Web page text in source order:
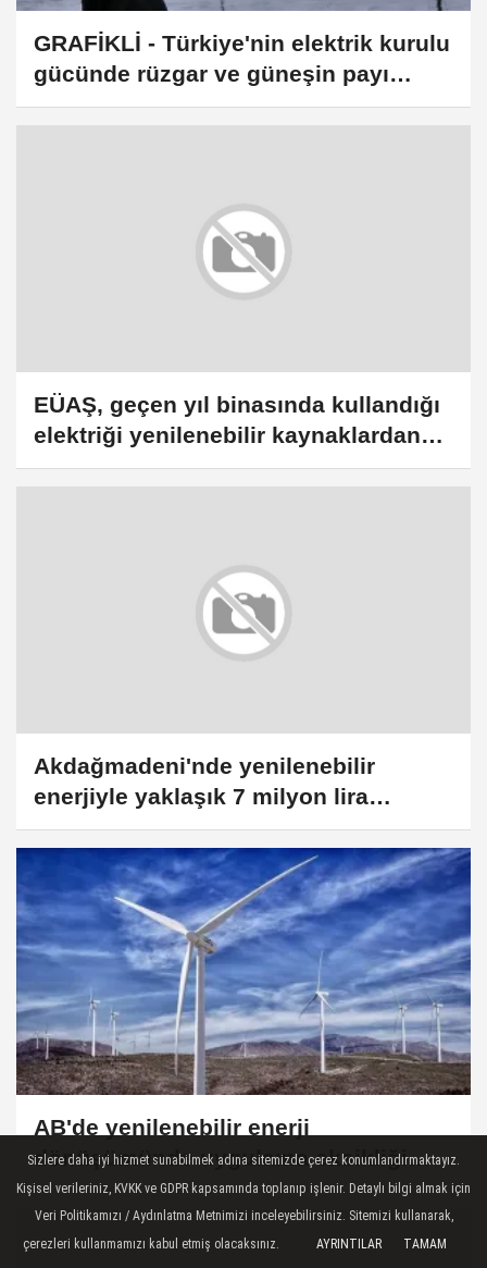
GRAFİKLİ - Türkiye'nin elektrik kurulu
gücünde rüzgar ve güneşin payı
yüzde 33'e yükseldi
EÜAŞ, geçen yıl binasında kullandığı
elektriği yenilenebilir kaynaklardan
karşıladı
Akdağmadeni'nde yenilenebilir
enerjiyle yaklaşık 7 milyon lira
tasarruf sağlandı
AB'de yenilenebilir enerji
dönüşümünde uygulama eksikliği
öne çıkıyor
Sizlere daha iyi hizmet sunabilmek adına sitemizde çerez konumlandırmaktayız.
Kişisel verileriniz, KVKK ve GDPR kapsamında toplanıp işlenir. Detaylı bilgi almak için
Veri Politikamızı / Aydınlatma Metnimizi inceleyebilirsiniz. Sitemizi kullanarak,
çerezleri kullanmamızı kabul etmiş olacaksınız.
AYRINTILAR TAMAM